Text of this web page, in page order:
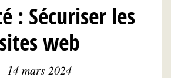
C
N
: Sécuriser les
sites web
14 mars 2024